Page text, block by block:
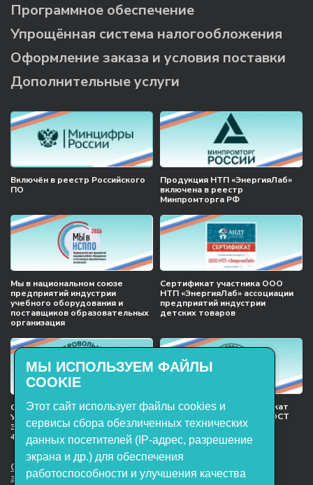
Программное обеспечение
Упрощённая система налогообложения
Оформление заказа и условия поставки
Дополнительные услуги
Включён в реестр Российского
ПО
Продукция НТП «ЭнергияЛаб»
включена в реестр
Минпромторга РФ
Мы в национальном союзе
предприятий индустрии
учебного оборудования и
поставщиков образовательных
организация
Сертификат участника ООО
НТП «ЭнергияЛаб» ассоциации
предприятий индустрии
детских товаров
Сертификат соответствия
Учебное оборудование, марки
ЭнергияЛаб ТУ 32.99.53–001–
47627947–2021 Серийный выпуск
Международный сертификат
менеджмента качества ГОСТ
ISO 9001:2015
ООО НТП «ЭнергияЛаб». Все права
защищены.
МЫ ИСПОЛЬЗУЕМ ФАЙЛЫ
COOKIE
Этот сайт использует файлы cookies и
сервисы сбора обезличенных технических
данных посетителей (IP-адрес, разрешение
экрана и др.) для обеспечения
работоспособности и улучшения качества